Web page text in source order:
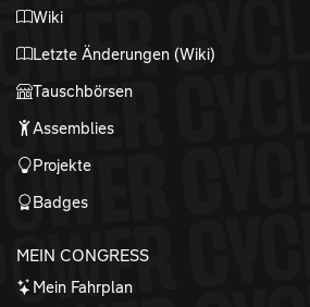
Wiki
Letzte Änderungen (Wiki)
Tauschbörsen
Assemblies
Projekte
Badges
MEIN CONGRESS
Mein Fahrplan